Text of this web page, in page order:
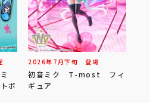
ボ
2026年 7 月下旬 登場
初音ミク T-most フィ
ギュア